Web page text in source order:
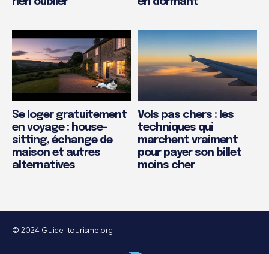
Se loger gratuitement
en voyage : house-
sitting, échange de
maison et autres
alternatives
Vols pas chers : les
techniques qui
marchent vraiment
pour payer son billet
moins cher
© 2024 Guide-tourisme.org